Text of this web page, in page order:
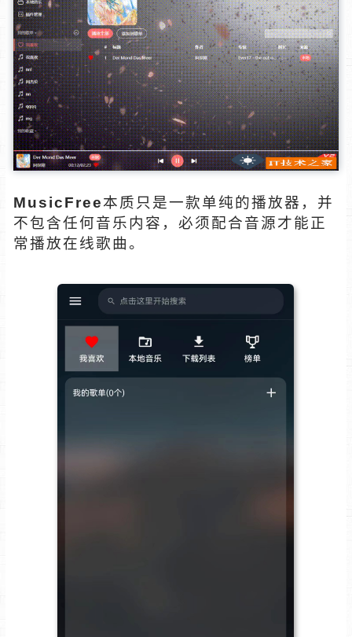
MusicFree本质只是一款单纯的播放器，并
不包含任何音乐内容，必须配合音源才能正
常播放在线歌曲。